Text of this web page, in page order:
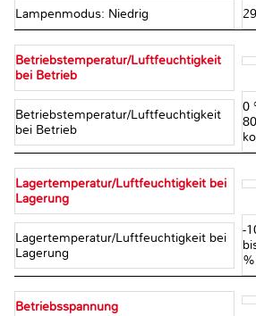
Lampenmodus: Niedrig
Betriebstemperatur/Luftfeuchtigkeit
bei Betrieb
Betriebstemperatur/Luftfeuchtigkeit
bei Betrieb
0
Lagertemperatur/Luftfeuchtigkeit bei
Lagerung
Lagertemperatur/Luftfeuchtigkeit bei
Lagerung
-
Betriebsspannung